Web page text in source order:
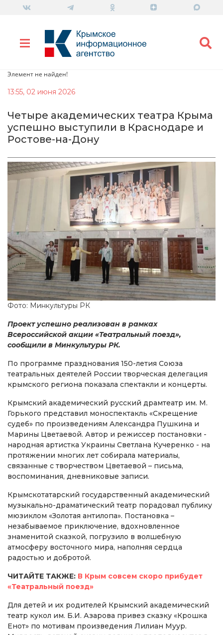
Элемент не найден!
13:55, 02 июня 2026
Четыре академических театра Крыма
успешно выступили в Краснодаре и
Ростове-на-Дону
Фото: Минкультуры РК
Проект успешно реализован в рамках
Всероссийской акции «Театральный поезд»,
сообщили в Минкультуры РК.
По программе празднования 150-летия Союза
театральных деятелей России творческая делегация
крымского региона показала спектакли и концерты.
Крымский академический русский драмтеатр им. М.
Горького представил моноспектакль «Скрещение
судеб» по произведениям Александра Пушкина и
Марины Цветаевой. Автор и режиссер постановки -
народная артистка Украины Светлана Кучеренко - на
протяжении многих лет собирала материалы,
связанные с творчеством Цветаевой – письма,
воспоминания, дневниковые записи.
Крымскотатарский государственный академический
музыкально-драматический театр порадовал публику
мюзиклом «Золотая антилопа». Постановка –
незабываемое приключение, вдохновленное
знаменитой сказкой, погрузило в волшебную
атмосферу восточного мира, наполняя сердца
радостью и добротой.
ЧИТАЙТЕ ТАКЖЕ: В Крым совсем скоро прибудет
«Театральный поезд»
Для детей и их родителей Крымский академический
театр кукол им. Б.И. Азарова привез сказку «Крошка
Енот» по мотивам произведения Лилиан Муур.